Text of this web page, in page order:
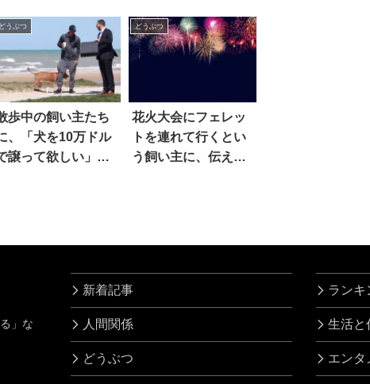
思いきや…えっ！？
どうぶつ
歩中の飼い主たち
、「犬を10万ドル
譲って欲しい」と
どうぶつ
花火大会にフェレッ
トを連れて行くとい
う飼い主に、伝えた
」な
新着記事
人間関係
どうぶつ
ランキ
生活と
エンタ